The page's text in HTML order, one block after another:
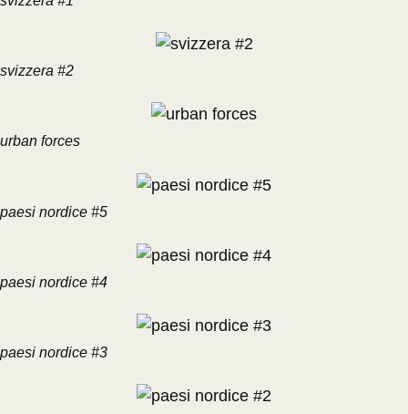
svizzera #2
urban forces
paesi nordice #5
paesi nordice #4
paesi nordice #3